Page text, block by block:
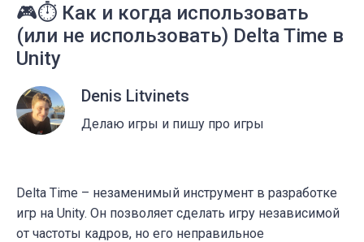
🎮⏱ Как и когда использовать
(или не использовать) Delta Time в
Unity
Denis Litvinets
Делаю игры и пишу про игры
Delta Time – незаменимый инструмент в разработке
игр на Unity. Он позволяет сделать игру независимой
от частоты кадров, но его неправильное